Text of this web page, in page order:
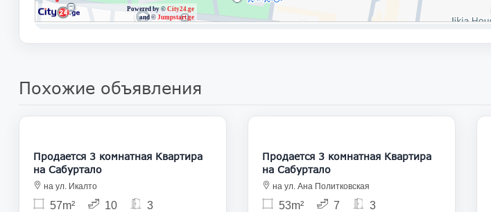
Похожие объявления
102 600
Продается 3 комнатная Квартира
на Сабуртало
на ул. Икалто
57m² 10 3
125 000
Продается 3 комнатная Квартира
на Сабуртало
на ул. Ана Политковская
53m² 7 3